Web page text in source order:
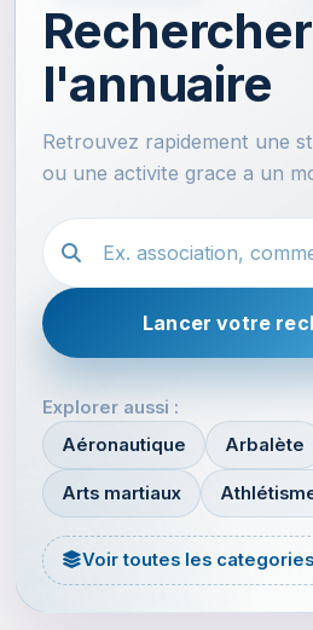
l'annuaire
Retrouvez rapidement une
ou une activite grace a un
Recherche dans l'annuaire
Lancer votre
Explorer aussi :
Aéronautique
Arbalète
Arts martiaux
Voir toutes les